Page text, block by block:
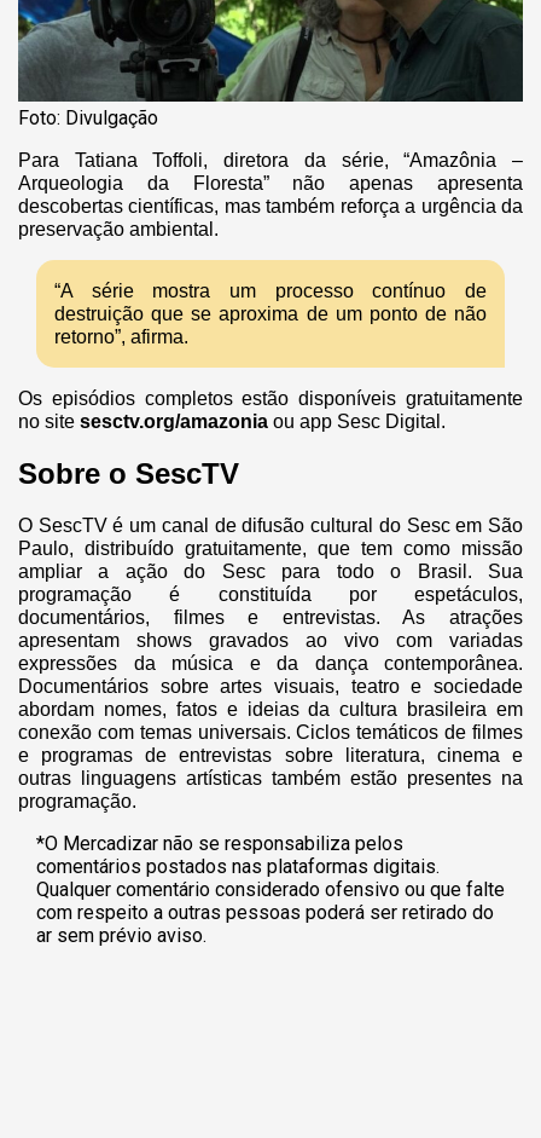
Foto: Divulgação
Para Tatiana Toffoli, diretora da série, “Amazônia –
Arqueologia da Floresta” não apenas apresenta
descobertas científicas, mas também reforça a urgência da
preservação ambiental.
“A série mostra um processo contínuo de
destruição que se aproxima de um ponto de não
retorno”, afirma.
Os episódios completos estão disponíveis gratuitamente
no site sesctv.org/amazonia ou app Sesc Digital.
Sobre o SescTV
O SescTV é um canal de difusão cultural do Sesc em São
Paulo, distribuído gratuitamente, que tem como missão
ampliar a ação do Sesc para todo o Brasil. Sua
programação é constituída por espetáculos,
documentários, filmes e entrevistas. As atrações
apresentam shows gravados ao vivo com variadas
expressões da música e da dança contemporânea.
Documentários sobre artes visuais, teatro e sociedade
abordam nomes, fatos e ideias da cultura brasileira em
conexão com temas universais. Ciclos temáticos de filmes
e programas de entrevistas sobre literatura, cinema e
outras linguagens artísticas também estão presentes na
programação.
*O Mercadizar não se responsabiliza pelos
comentários postados nas plataformas digitais.
Qualquer comentário considerado ofensivo ou que falte
com respeito a outras pessoas poderá ser retirado do
ar sem prévio aviso.